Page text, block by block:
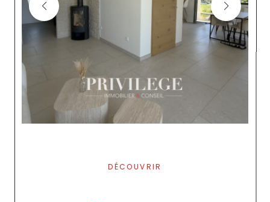
DÉCOUVRIR